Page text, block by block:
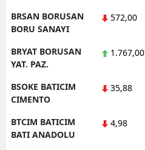
BRSAN BORUSAN
BORU SANAYI
572,00
BRYAT BORUSAN
YAT. PAZ.
1.767,00
BSOKE BATICIM
CIMENTO
35,88
BTCIM BATICIM
BATI ANADOLU
4,98